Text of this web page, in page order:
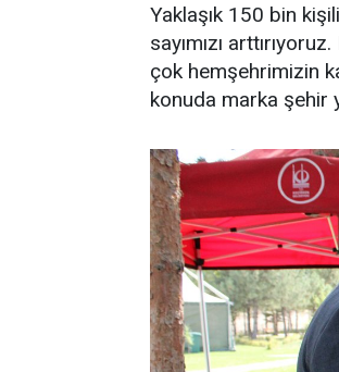
Yaklaşık 150 bin
sayımızı
çok hemşehrimizin
konuda marka şehir